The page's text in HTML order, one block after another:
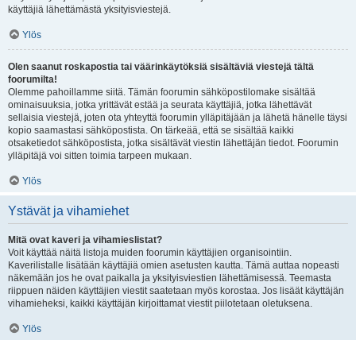
käyttäjiä lähettämästä yksityisviestejä.
Ylös
Olen saanut roskapostia tai väärinkäytöksiä sisältäviä viestejä tältä
foorumilta!
Olemme pahoillamme siitä. Tämän foorumin sähköpostilomake sisältää
ominaisuuksia, jotka yrittävät estää ja seurata käyttäjiä, jotka lähettävät
sellaisia viestejä, joten ota yhteyttä foorumin ylläpitäjään ja lähetä hänelle täysi
kopio saamastasi sähköpostista. On tärkeää, että se sisältää kaikki
otsaketiedot sähköpostista, jotka sisältävät viestin lähettäjän tiedot. Foorumin
ylläpitäjä voi sitten toimia tarpeen mukaan.
Ylös
Ystävät ja vihamiehet
Mitä ovat kaveri ja vihamieslistat?
Voit käyttää näitä listoja muiden foorumin käyttäjien organisointiin.
Kaverilistalle lisätään käyttäjiä omien asetusten kautta. Tämä auttaa nopeasti
näkemään jos he ovat paikalla ja yksityisviestien lähettämisessä. Teemasta
riippuen näiden käyttäjien viestit saatetaan myös korostaa. Jos lisäät käyttäjän
vihamieheksi, kaikki käyttäjän kirjoittamat viestit piilotetaan oletuksena.
Ylös